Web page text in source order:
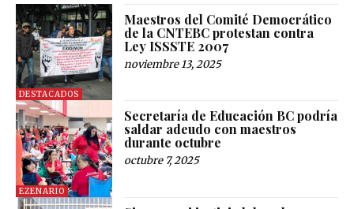
DESTACADOS
Maestros del Comité Democrático
de la CNTEBC protestan contra
Ley ISSSTE 2007
noviembre 13, 2025
EZENARIO
Secretaría de Educación BC podría
saldar adeudo con maestros
durante octubre
octubre 7, 2025